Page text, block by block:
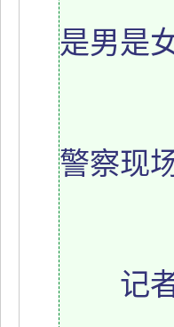
是男是
警察现
记者